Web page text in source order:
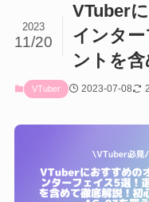
VTuber
インタ
ントを含
2023
11/20
VTuber 2023-07-08